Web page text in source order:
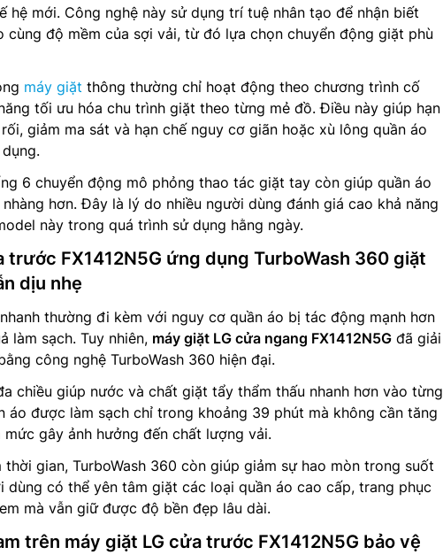
hệ mới. Công nghệ này sử dụng trí tuệ nhân tạo để nhận biết
cùng độ mềm của sợi vải, từ đó lựa chọn chuyển động giặt phù
máy giặt thông thường chỉ hoạt động theo chương trình cố
tối ưu hóa chu trình giặt theo từng mẻ đồ. Điều này giúp hạn
giảm ma sát và hạn chế nguy cơ giãn hoặc xù lông quần áo
6 chuyển động mô phỏng thao tác giặt tay còn giúp quần áo
hơn. Đây là lý do nhiều người dùng đánh giá cao khả năng
này trong quá trình sử dụng hằng ngày.
trước FX1412N5G ứng dụng TurboWash 360 giặt
dịu nhẹ
thường đi kèm với nguy cơ quần áo bị tác động mạnh hơn
làm sạch. Tuy nhiên, máy giặt LG cửa ngang FX1412N5G đã giải
công nghệ TurboWash 360 hiện đại.
chiều giúp nước và chất giặt tẩy thẩm thấu nhanh hơn vào từng
áo được làm sạch chỉ trong khoảng 39 phút mà không cần tăng
gây ảnh hưởng đến chất lượng vải.
gian, TurboWash 360 còn giúp giảm sự hao mòn trong suốt
dùng có thể yên tâm giặt các loại quần áo cao cấp, trang phục
mà vẫn giữ được độ bền đẹp lâu dài.
trên máy giặt LG cửa trước FX1412N5G bảo vệ